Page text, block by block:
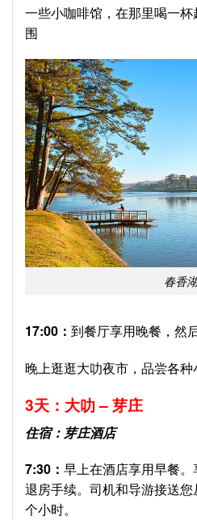
一些小咖啡馆，在那里喝一
围
春香湖
17:00： 到餐厅享用晚餐，然
晚上逛逛大叻夜市，品尝各
3天：大叻–芽庄
住宿：芽庄酒店
7:30 ： 早上在酒店享用早餐
退房手续。司机和导游接送
个小时。